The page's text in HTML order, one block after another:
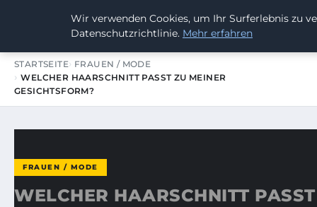
SUMMERBLAST FESTIVAL
STARTSEITE FRAUEN / MODE
WELCHER HAARSCHNITT PASST ZU MEINER
GESICHTSFORM?
FRAUEN / MODE
WELCHER HAARSCHNITT
Wir verwenden Cookies, um Ihr Surferlebnis zu
Datenschutzrichtlinie. Mehr erfahren